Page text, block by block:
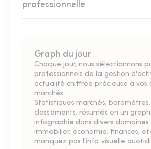
professionnelle
Graph du jour
Chaque jour, nous sélectionnons
professionnels de la gestion
actualité chiffrée précieuse à vos
marchés.
Statistiques marchés,
classements, résumés en un
infographie dans divers domaines
immobilier, économie, finances,
manquez pas l'info visuelle